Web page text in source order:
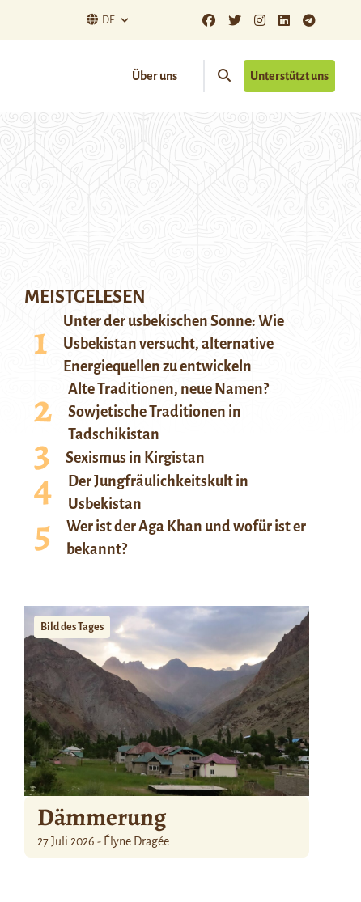
DE
Über uns Unterstützt uns
MEISTGELESEN
Unter der usbekischen Sonne: Wie
Usbekistan versucht, alternative
Energiequellen zu entwickeln
Alte Traditionen, neue Namen?
Sowjetische Traditionen in
Tadschikistan
Sexismus in Kirgistan
Der Jungfräulichkeitskult in
Usbekistan
Wer ist der Aga Khan und wofür ist er
bekannt?
Bild des Tages
Dämmerung
27 Juli 2026 - Élyne Dragée